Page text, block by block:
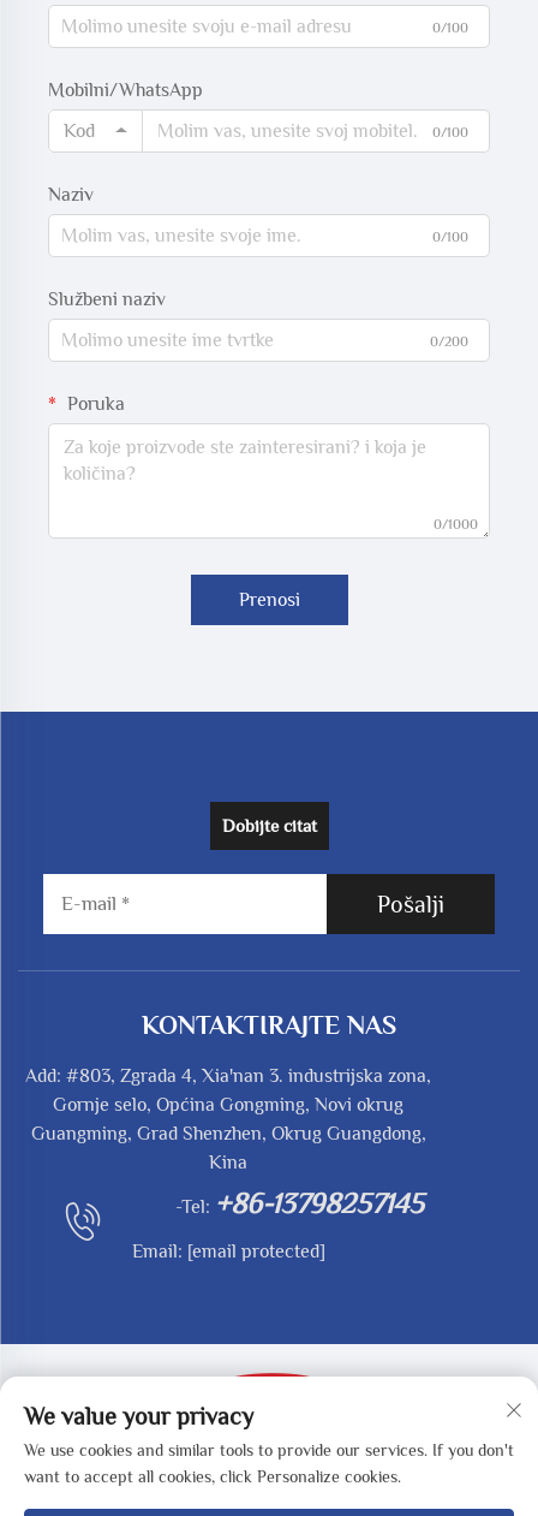
0/100
Mobilni/WhatsApp
Kod
0/100
Naziv
0/100
Službeni naziv
0/200
Poruka
0/1000
Prenosi
Dobijte citat
Pošalji
KONTAKTIRAJTE NAS
Add: #803, Zgrada 4, Xia'nan 3. industrijska zona,
Gornje selo, Općina Gongming, Novi okrug
Guangming, Grad Shenzhen, Okrug Guangdong,
Kina
-Tel: +86-13798257145
Email: [email protected]
Autorska prava © 2025 SHENZHEN REDY-MED
TECHNOLOGY CO.,LTD - Politika privatnosti
We value your privacy
We use cookies and similar tools to provide our services. If you don't
want to accept all cookies, click Personalize cookies.